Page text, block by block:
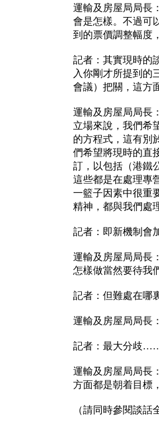
運輸及房屋局局長
會是怎樣。不過可
到的票價調整幅度
記者：其實現時的
入你剛才所提到的
會議）把關，這方
運輸及房屋局局長
立場來說，我們希
的方程式，這有別
們希望將現時的直
訂，以包括（港鐵
這些都是在處理專
一籃子因素中很重
精神，都與我們處
記者：即新機制會
運輸及房屋局局長
怎樣做當然要待我
記者：但難處在哪
運輸及房屋局局長
記者：最大分歧
運輸及房屋局局長
方面都是朝着目標
（請同時參閱談話